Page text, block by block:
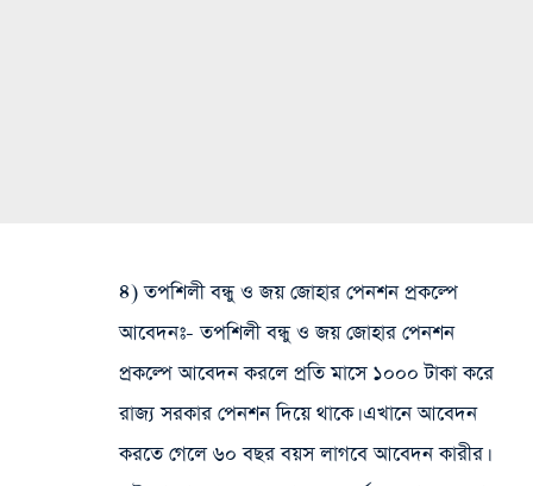
৪) তপশিলী বন্ধু ও জয় জোহার পেনশন প্রকল্পে
আবেদনঃ- তপশিলী বন্ধু ও জয় জোহার পেনশন
প্রকল্পে আবেদন করলে প্রতি মাসে ১০০০ টাকা করে
রাজ্য সরকার পেনশন দিয়ে থাকে। এখানে আবেদন
করতে গেলে ৬০ বছর বয়স লাগবে আবেদন কারীর।